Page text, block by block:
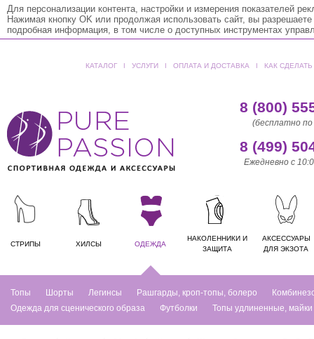
Для персонализации контента, настройки и измерения показателей
Нажимая кнопку OK или продолжая использовать сайт, вы
подробная информация, в том числе о доступных инструментах
КАТАЛОГ ǀ УСЛУГИ ǀ ОПЛАТА И ДОСТАВКА ǀ КАК СДЕЛАТЬ
8 (800)
(бесплатно по
8 (499)
Ежедневно с
СТРИПЫ ХИЛСЫ ОДЕЖДА
НАКОЛЕННИКИ И
ЗАЩИТА
АКСЕССУАРЫ
ДЛЯ ЭКЗОТА
Топы Шорты Легинсы Рашгарды, кроп-топы, болеро
Одежда для сценического образа
Футболки Топы удлиненные, майки